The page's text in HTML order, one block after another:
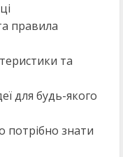
правила
та
для будь-якого
знати